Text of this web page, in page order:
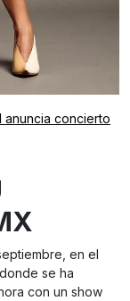
anuncia concierto
en el
se ha
con un show